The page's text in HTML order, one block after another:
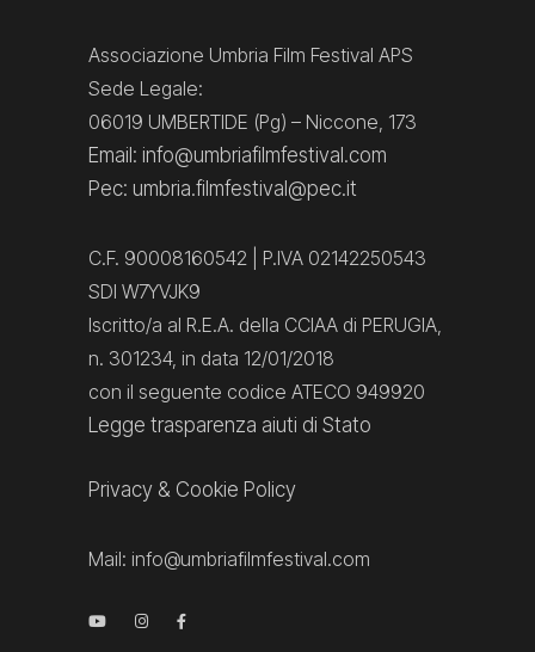
Associazione Umbria Film Festival APS
Sede Legale:
06019 UMBERTIDE (Pg) – Niccone, 173
Email: info@umbriafilmfestival.com
Pec: umbria.filmfestival@pec.it
C.F. 90008160542 | P.IVA 02142250543
SDI W7YVJK9
Iscritto/a al R.E.A. della CCIAA di PERUGIA,
n. 301234, in data 12/01/2018
con il seguente codice ATECO 949920
Legge trasparenza aiuti di Stato
Privacy & Cookie Policy
Mail: info@umbriafilmfestival.com